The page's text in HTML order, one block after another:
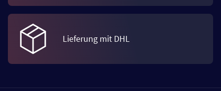
Lieferung mit DHL